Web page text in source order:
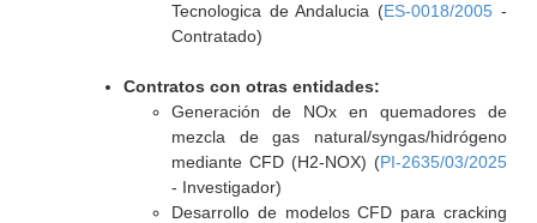
Tecnologica de Andalucia (ES-0018/2005 -
Contratado)
Contratos con otras entidades:
Generación de NOx en quemadores de
mezcla de gas natural/syngas/hidrógeno
mediante CFD (H2-NOX) (PI-2635/03/2025
- Investigador)
Desarrollo de modelos CFD para cracking